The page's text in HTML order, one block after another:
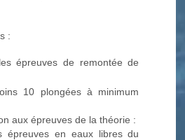
:
épreuves de remontée de
10 plongées à minimum
aux épreuves de la théorie :
épreuves en eaux libres du